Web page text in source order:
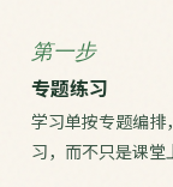
第一步
专题练习
学习单按专题编排
习，而不只是课堂